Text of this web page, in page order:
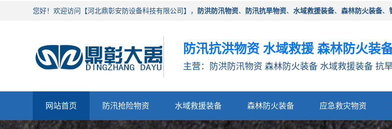
您好！欢迎访问【河北鼎彰安防设备科技有限公司】， 防洪防汛物资、 防汛抗旱物资、 水域救援装备、 森林防火装备、
防汛抗洪物资 水域救援 森林防火装
主营：防洪防汛物资 森林防火装备 水域救援装备 抗
网站首页 防汛抢险物资 水域救援装备 森林防火装备 应急救灾物资